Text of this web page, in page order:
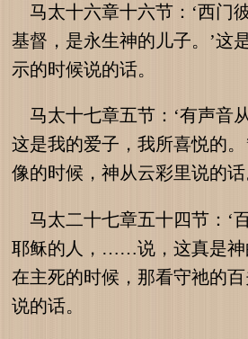
马太十六章十六节：‘西门
基督，是永生神的儿子。’这
示的时候说的话。
马太十七章五节：‘有声音
这是我的爱子，我所喜悦的
像的时候，神从云彩里说的话
马太二十七章五十四节：‘
耶稣的人，……说，这真是神
在主死的时候，那看守祂的
说的话。